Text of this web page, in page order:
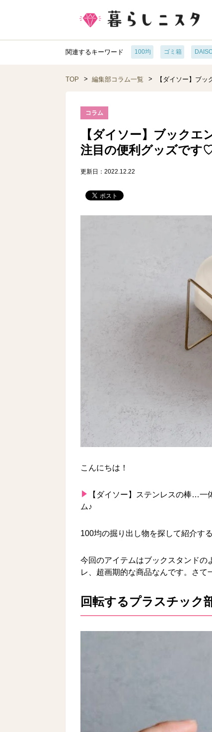
関連するキーワード 100均 ゴミ箱
TOP 編集部コラム一覧 【ダイソー】ブ
コラム
【ダイソー】ブック
注目の便利グッズです
更新日：2022.12.22
こんにちは！
【ダイソー】ステンレスの棒…一
ム♪
100均の掘り出し物を探して紹介す
今回のアイテムはブックスタンドの
レ、超画期的な商品なんです。さて
回転するプラスチック